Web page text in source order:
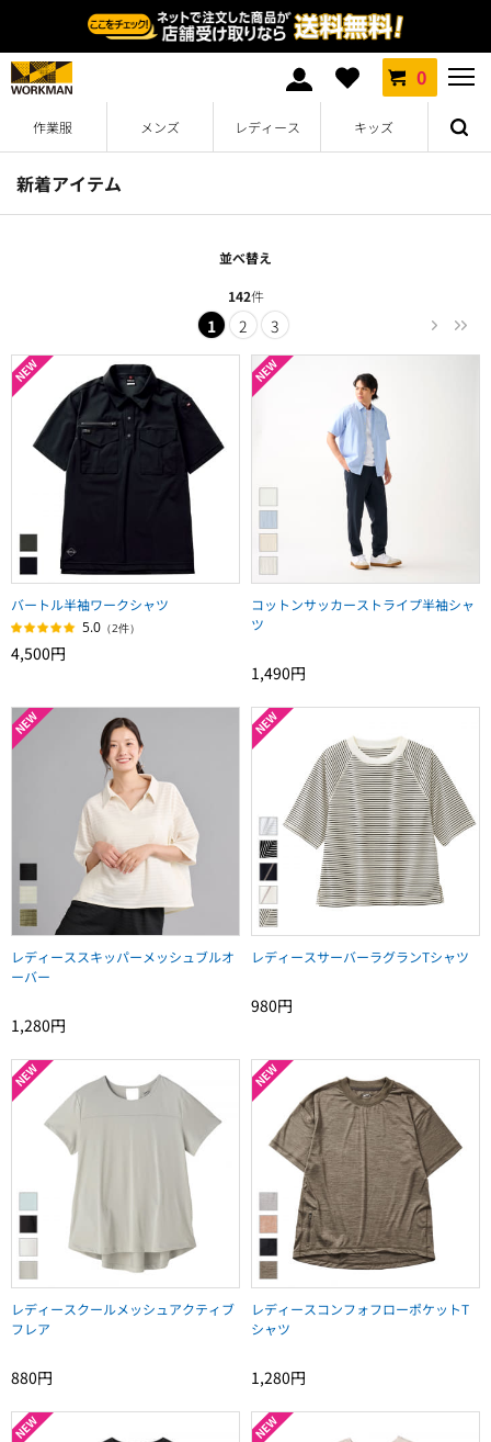
0
作業服 メンズ レディース キッズ
新着アイテム
並べ替え
142件
1 2 3
バートル半袖ワークシャツ
5.0 （2件）
4,500円
コットンサッカーストライプ半袖シャ
ツ
1,490円
レディーススキッパーメッシュブルオ
ーバー
1,280円
レディースサーバーラグランTシャツ
980円
レディースクールメッシュアクティブ
フレア
880円
レディースコンフォフローポケットT
シャツ
1,280円